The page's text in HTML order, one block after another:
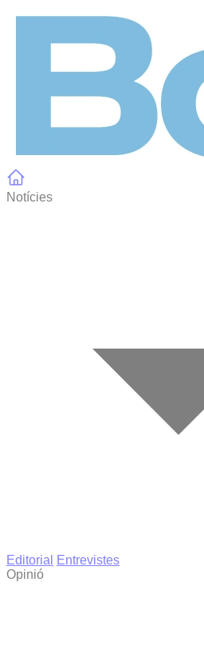
Notícies
Editorial
Entrevistes
Opinió